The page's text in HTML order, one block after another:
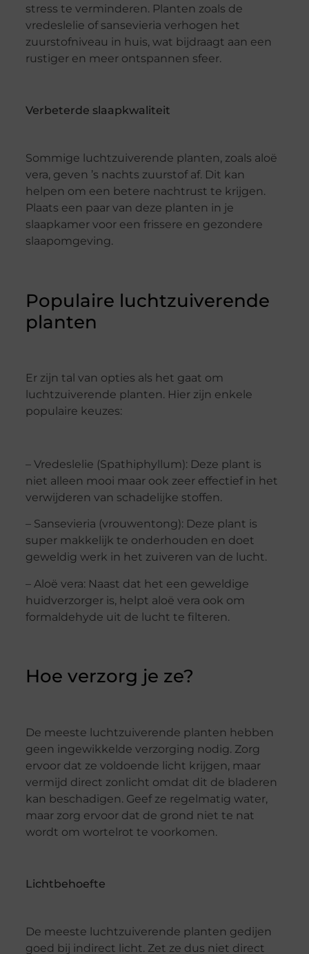
stress te verminderen. Planten zoals de
vredeslelie of sansevieria verhogen het
zuurstofniveau in huis, wat bijdraagt aan een
rustiger en meer ontspannen sfeer.
Verbeterde slaapkwaliteit
Sommige luchtzuiverende planten, zoals aloë
vera, geven ’s nachts zuurstof af. Dit kan
helpen om een betere nachtrust te krijgen.
Plaats een paar van deze planten in je
slaapkamer voor een frissere en gezondere
slaapomgeving.
Populaire luchtzuiverende
planten
Er zijn tal van opties als het gaat om
luchtzuiverende planten. Hier zijn enkele
populaire keuzes:
– Vredeslelie (Spathiphyllum): Deze plant is
niet alleen mooi maar ook zeer effectief in het
verwijderen van schadelijke stoffen.
– Sansevieria (vrouwentong): Deze plant is
super makkelijk te onderhouden en doet
geweldig werk in het zuiveren van de lucht.
– Aloë vera: Naast dat het een geweldige
huidverzorger is, helpt aloë vera ook om
formaldehyde uit de lucht te filteren.
Hoe verzorg je ze?
De meeste luchtzuiverende planten hebben
geen ingewikkelde verzorging nodig. Zorg
ervoor dat ze voldoende licht krijgen, maar
vermijd direct zonlicht omdat dit de bladeren
kan beschadigen. Geef ze regelmatig water,
maar zorg ervoor dat de grond niet te nat
wordt om wortelrot te voorkomen.
Lichtbehoefte
De meeste luchtzuiverende planten gedijen
goed bij indirect licht. Zet ze dus niet direct